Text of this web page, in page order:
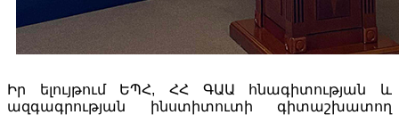
Իր ելույթում ԵՊՀ, ՀՀ ԳԱԱ հնագիտության և
ազգագրության ինստիտուտի գիտաշխատող